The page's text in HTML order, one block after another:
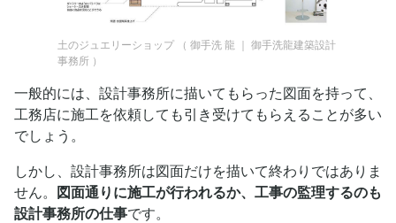
土のジュエリーショップ （ 御手洗 龍 ｜ 御手洗龍建築設計
事務所 ）
一般的には、設計事務所に描いてもらった図面を持って、
工務店に施工を依頼しても引き受けてもらえることが多い
でしょう。
しかし、設計事務所は図面だけを描いて終わりではありま
せん。
図面通りに施工が行われるか、工事の監理するのも
設計事務所の仕事です。